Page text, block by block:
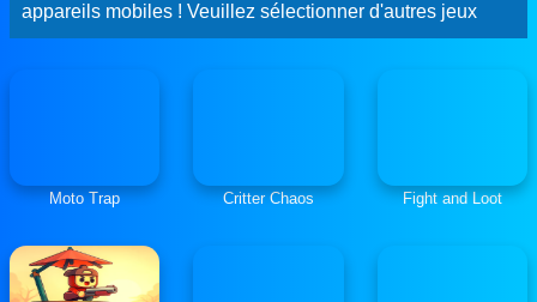
appareils mobiles ! Veuillez sélectionner d'autres jeux
Moto Trap Critter Chaos Fight and Loot